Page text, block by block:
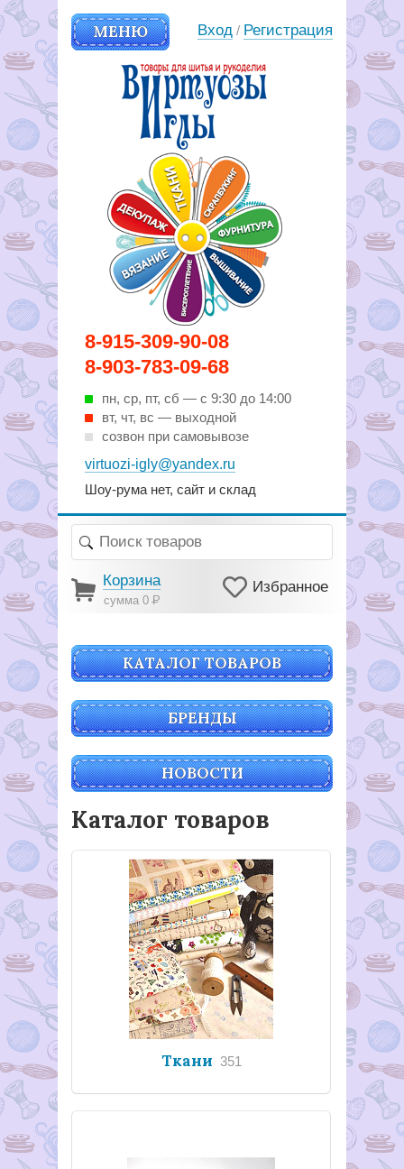
8-915-309-90-08
8-903-783-09-68
пн, ср, пт, cб — с 9:30 до 14:00
вт, чт, вс — выходной
созвон при самовывозе
virtuozi-igly@yandex.ru
Шоу-рума нет, сайт и склад
МЕНЮ
Вирутозы иглы. Товары для
шитья и рукоделья
Вход / Регистрация
Корзина
сумма 0Р
Избранное
КАТАЛОГ ТОВАРОВ
БРЕНДЫ
НОВОСТИ
Каталог товаров
Ткани 351